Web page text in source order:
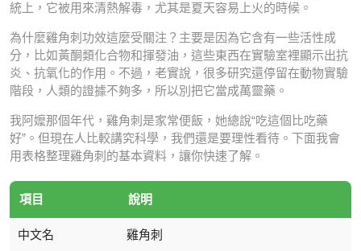
統上，它被用來清熱解毒，尤其是夏天容易上火的時候。
為什麼雞角刺功效這麼受關注？主要是因為它含有一些活性成
分，比如黃酮類化合物和揮發油，這些東西在實驗室裡顯示出抗
炎、抗氧化的作用。不過，老實說，很多研究還停留在動物實驗
階段，人類的證據不夠多，所以別把它當成萬靈藥。
我阿嬤那個年代，雞角刺是家常便飯，她總說“吃這個比吃藥
好”。但現在人比較講究科學，我們還是要理性看待。下面我會
用表格整理雞角刺的基本資料，讓你快速了解。
項目 說明
中文名 雞角刺